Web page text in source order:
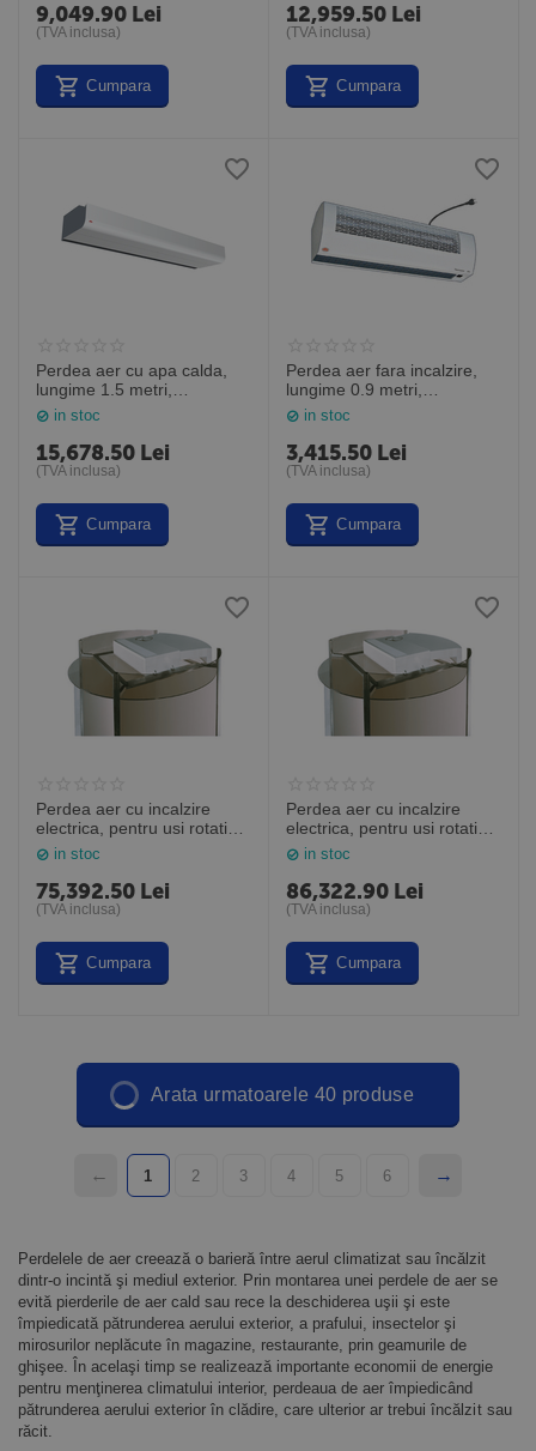
Perdelele de aer creează o barieră între aerul climatizat sau încălzit
dintr-o incintă şi mediul exterior. Prin montarea unei perdele de aer se
evită pierderile de aer cald sau rece la deschiderea uşii şi este
împiedicată pătrunderea aerului exterior, a prafului, insectelor şi
mirosurilor neplăcute în magazine, restaurante, prin geamurile de
ghişee. În acelaşi timp se realizează importante economii de energie
pentru menţinerea climatului interior, perdeaua de aer împiedicând
pătrunderea aerului exterior în clădire, care ulterior ar trebui încălzit sau
răcit.
9,049.90 Lei
(TVA inclusa)
Cumpara
12,959.50 Lei
(TVA inclusa)
Cumpara
Perdea aer cu apa calda,
lungime 1.5 metri,
PAFEC3515WL, Frico
Suedia
in stoc
15,678.50 Lei
(TVA inclusa)
Cumpara
Perdea aer fara incalzire,
lungime 0.9 metri,
ADAC090, Frico Suedia
in stoc
3,415.50 Lei
(TVA inclusa)
Cumpara
Perdea aer cu incalzire
electrica, pentru usi rotative,
lungime 1.5 metri,
RDFEC15E18, Frico Suedia
in stoc
75,392.50 Lei
(TVA inclusa)
Cumpara
Perdea aer cu incalzire
electrica, pentru usi rotative,
lungime 2 metri,
RDFEC20E24, Frico Suedia
in stoc
86,322.90 Lei
(TVA inclusa)
Cumpara
Arata urmatoarele 40 produse
1 2 3 4 5 6